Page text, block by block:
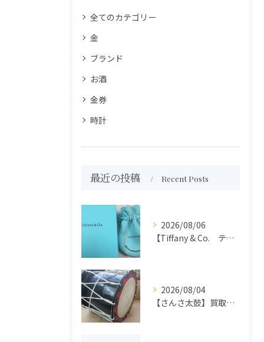
全てのカテゴリー
金
ブランド
お酒
金券
時計
最近の投稿 Recent Posts
2026/08/06
【Tiffany & Co. ティファニー】買取 大吉盛岡店 アクセサリー買取しました！！
2026/08/04
【さんさ太鼓】買取 大吉盛岡店 楽器 買取します！！